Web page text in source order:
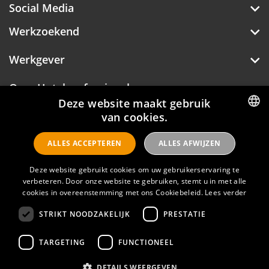
Social Media
Werkzoekend
Werkgever
Over Hotelprofessionals
Hotelprofessionals
FAQ
Contact
Gebruikersvoorwaarden
DUTCH
ENGLISH
Deze website maakt gebruik
van cookies.
Deze website gebruikt cookies om uw gebruikerservaring te
verbeteren. Door onze website te gebruiken, stemt u in met alle
cookies in overeenstemming met ons Cookiebeleid. Lees verder
STRIKT NOODZAKELIJK PRESTATIE
TARGETING FUNCTIONEEL
ALLES ACCEPTEREN ALLES AFWIJZEN